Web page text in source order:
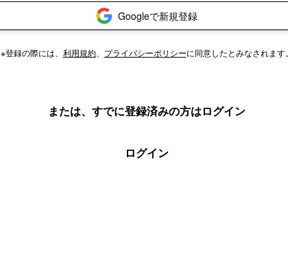
Googleで新規登録
※登録の際には、 利用規約、 プライバシーポリシーに同意したとみなされます。
または、すでに登録済みの方はログイン
ログイン